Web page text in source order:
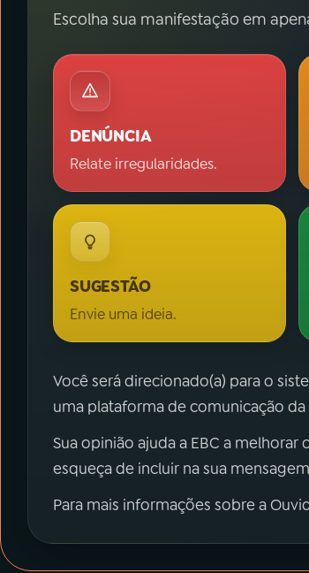
Escolha sua manifestação em
DENÚNCIA
Relate irregularidades.
SUGESTÃO
Envie uma ideia.
Você será direcionado(a) para o
uma plataforma de comunicação
Sua opinião ajuda a EBC a
esqueça de incluir na sua
Para mais informações sobre a